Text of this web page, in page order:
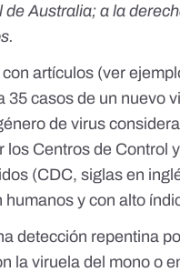
de Australia; a la
.
artículos (ver
35 casos de un nuevo
de virus
los Centros de Control
(CDC, siglas en
y con alto
detección repentina
la viruela del mono o